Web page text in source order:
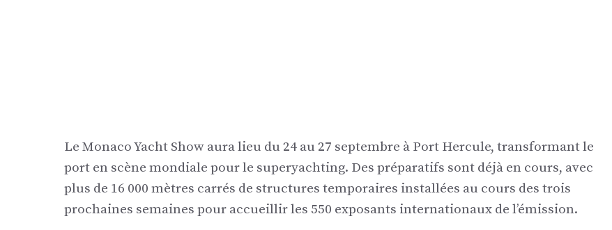
Le Monaco Yacht Show aura lieu du 24 au 27 septembre à Port Hercule, transformant le
port en scène mondiale pour le superyachting. Des préparatifs sont déjà en cours, avec
plus de 16 000 mètres carrés de structures temporaires installées au cours des trois
prochaines semaines pour accueillir les 550 exposants internationaux de l’émission.